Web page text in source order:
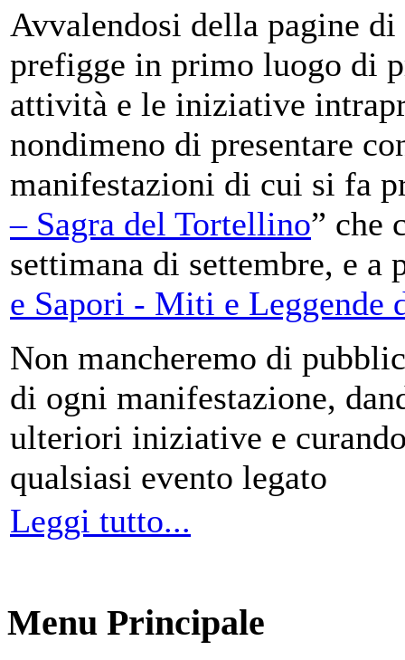
Avvalendosi della pagine
prefigge in primo luogo di
attività e le iniziative
nondimeno di presentare
manifestazioni di cui si fa
– Sagra del Tortellino” che
settimana di settembre, e a
e Sapori - Miti e Leggende
Non mancheremo di
di ogni manifestazione,
ulteriori iniziative e
qualsiasi evento legato
Leggi tutto...
Menu Principale